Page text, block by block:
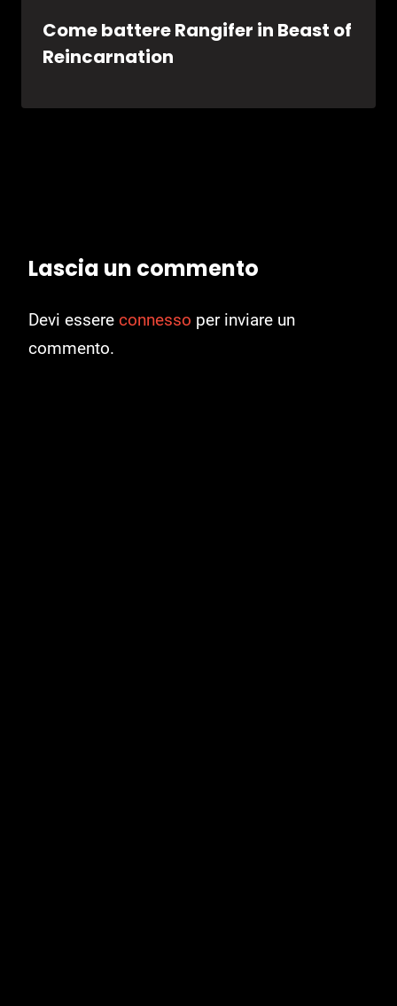
Come battere Rangifer in Beast of
Reincarnation
Lascia un commento
Devi essere connesso per inviare un
commento.